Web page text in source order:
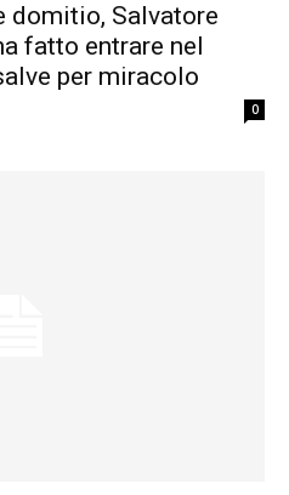
domitio, Salvatore
fatto entrare nel
per miracolo
0